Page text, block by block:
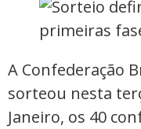
A Confederação
sorteou nesta
Janeiro, os 40